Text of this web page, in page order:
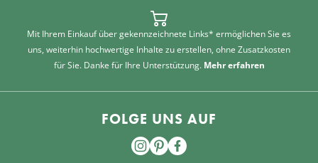
Mit Ihrem Einkauf über gekennzeichnete Links* ermöglichen Sie es
uns, weiterhin hochwertige Inhalte zu erstellen, ohne Zusatzkosten
für Sie. Danke für Ihre Unterstützung. Mehr erfahren
FOLGE UNS AUF